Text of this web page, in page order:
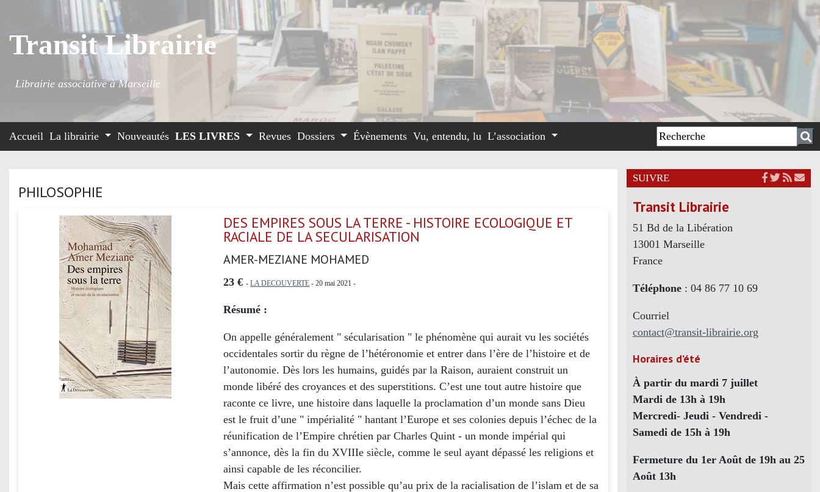
Transit Librairie
Librairie associative à Marseille
Accueil La librairie Nouveautés LES LIVRES Revues Dossiers Évènements Vu, entendu, lu L’association
PHILOSOPHIE
DES EMPIRES SOUS LA TERRE - HISTOIRE ECOLOGIQUE ET
RACIALE DE LA SECULARISATION
AMER-MEZIANE MOHAMED
23 € -LA DECOUVERTE - 20 mai 2021 -
Résumé :
On appelle généralement " sécularisation " le phénomène qui aurait vu les sociétés
occidentales sortir du règne de l’hétéronomie et entrer dans l’ère de l’histoire et de
l’autonomie. Dès lors les humains, guidés par la Raison, auraient construit un
monde libéré des croyances et des superstitions. C’est une tout autre histoire que
raconte ce livre, une histoire dans laquelle la proclamation d’un monde sans Dieu
est le fruit d’une " impérialité " hantant l’Europe et ses colonies depuis l’échec de la
réunification de l’Empire chrétien par Charles Quint - un monde impérial qui
s’annonce, dès la fin du XVIIIe siècle, comme le seul ayant dépassé les religions et
ainsi capable de les réconcilier.
Mais cette affirmation n’est possible qu’au prix de la racialisation de l’islam et de sa
SUIVRE
Transit Librairie
51 Bd de la Libération
13001 Marseille
France
Téléphone: 04 86 77 10 69
Courriel
contact@transit-librairie.org
Horaires d’été
À partir du mardi 7 juillet
Mardi de 13h à 19h
Mercredi- Jeudi - Vendredi -
Samedi de 15h à 19h
Fermeture du 1er Août de 19h au 25
Août 13h